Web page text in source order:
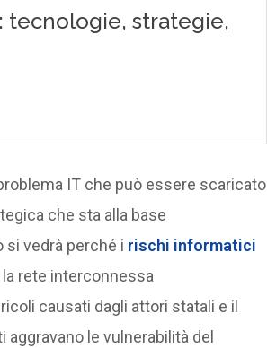
IT che può essere scaricato
che sta alla base
si vedrà perché i rischi informatici
rete interconnessa
causati dagli attori statali e il
le vulnerabilità del